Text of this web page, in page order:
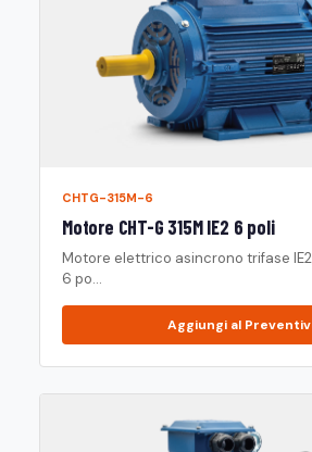
CHTG-315M-6
Motore CHT-G 315M IE2 6 poli
Motore elettrico asincrono trifase
6 po...
Aggiungi al